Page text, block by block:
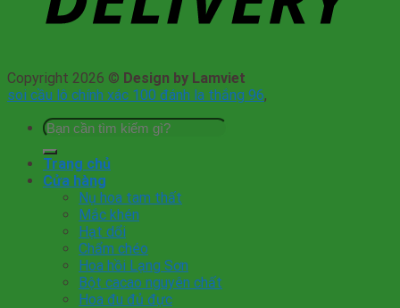
Copyright 2026 © Design by Lamviet
soi cầu lô chính xác 100 đánh la thắng 96,
Tìm
kiếm:
Trang chủ
Cửa hàng
Nụ hoa tam thất
Mắc khén
Hạt dổi
Chẩm chéo
Hoa hồi Lạng Sơn
Bột cacao nguyên chất
Hoa đu đủ đực